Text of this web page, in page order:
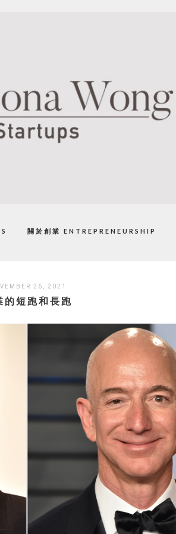
關於創業 ENTREPRENEURSHIP
26, 2021
的短跑和長跑